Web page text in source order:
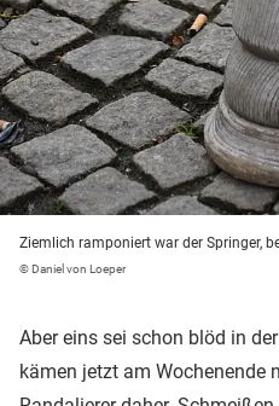
Ziemlich ramponiert war der Springer,
© Daniel von Loeper
Aber eins sei schon blöd in
kämen jetzt am Wochenende